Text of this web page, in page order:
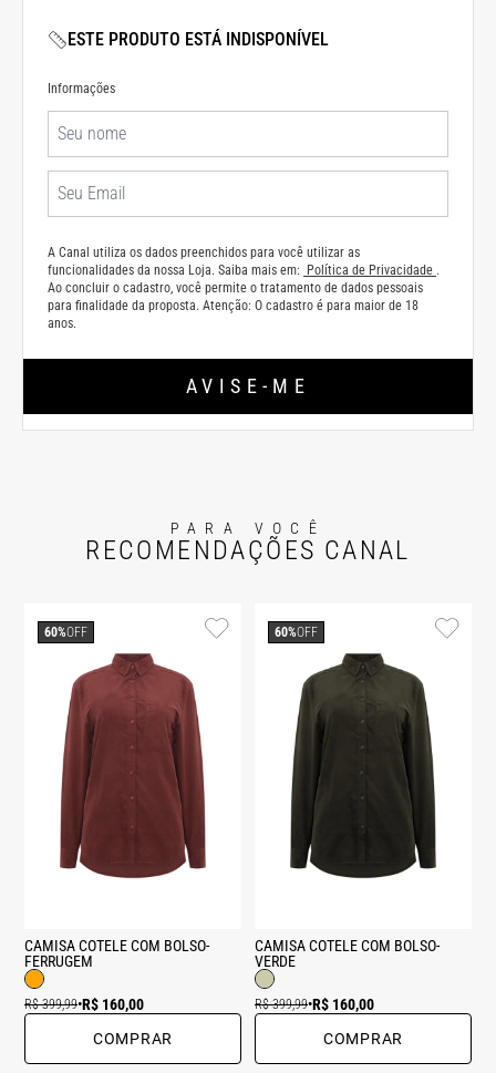
ESTE PRODUTO ESTÁ INDISPONÍVEL
Informações
A Canal utiliza os dados preenchidos para você utilizar as
funcionalidades da nossa Loja. Saiba mais em:
Política de Privacidade .
Ao concluir o cadastro, você permite o tratamento de dados pessoais
para finalidade da proposta. Atenção: O cadastro é para maior de 18
anos.
AVISE-ME
PARA VOCÊ
RECOMENDAÇÕES CANAL
CAMISA COTELE COM BOLSO-
FERRUGEM
R$ 399,99•R$ 160,00
60%OFF
COMPRAR
CAMISA COTELE COM BOLSO-
VERDE
R$ 399,99•R$ 160,00
60%OFF
COMPRAR